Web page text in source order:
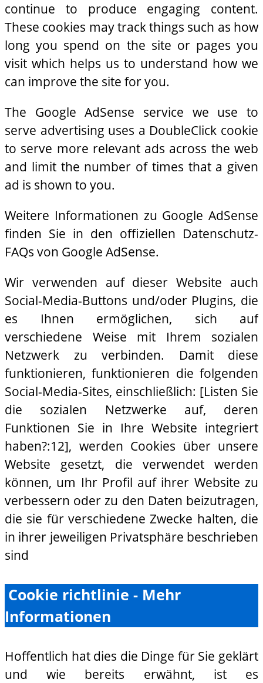
continue to produce engaging content.
These cookies may track things such as how
long you spend on the site or pages you
visit which helps us to understand how we
can improve the site for you.
The Google AdSense service we use to
serve advertising uses a DoubleClick cookie
to serve more relevant ads across the web
and limit the number of times that a given
ad is shown to you.
Weitere Informationen zu Google AdSense
finden Sie in den offiziellen Datenschutz-
FAQs von Google AdSense.
Wir verwenden auf dieser Website auch
Social-Media-Buttons und/oder Plugins, die
es Ihnen ermöglichen, sich auf
verschiedene Weise mit Ihrem sozialen
Netzwerk zu verbinden. Damit diese
funktionieren, funktionieren die folgenden
Social-Media-Sites, einschließlich: [Listen Sie
die sozialen Netzwerke auf, deren
Funktionen Sie in Ihre Website integriert
haben?:12], werden Cookies über unsere
Website gesetzt, die verwendet werden
können, um Ihr Profil auf ihrer Website zu
verbessern oder zu den Daten beizutragen,
die sie für verschiedene Zwecke halten, die
in ihrer jeweiligen Privatsphäre beschrieben
sind
Cookie richtlinie - Mehr
Informationen
Hoffentlich hat dies die Dinge für Sie geklärt
und wie bereits erwähnt, ist es